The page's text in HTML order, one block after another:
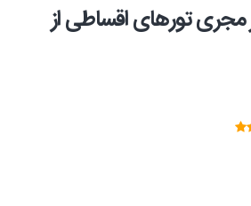
مجری تورهای اقساطی از